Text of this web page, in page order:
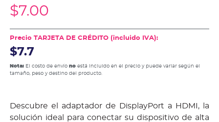
$7.00
Precio TARJETA DE CRÉDITO (incluido IVA):
$7.7
Nota: El costo de envío no está incluido en el precio y puede variar según el
tamaño, peso y destino del producto.
Descubre el adaptador de DisplayPort a HDMI, la
solución ideal para conectar su dispositivo de alta